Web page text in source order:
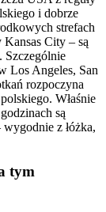
i dobrze
strefach
City – są
Szczególnie
Los Angeles, San
rozpoczyna
Właśnie
są
z łóżka,
tym